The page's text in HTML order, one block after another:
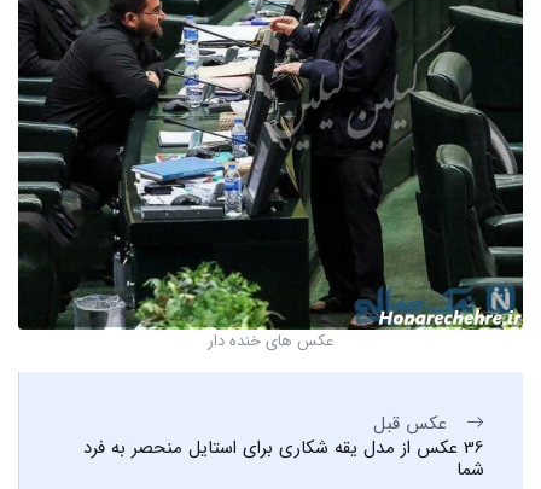
عکس های خنده دار
عکس قبل
36 عکس از مدل یقه شکاری برای استایل منحصر به فرد
شما